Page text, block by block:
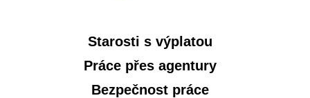
Starosti s výplatou
Práce přes agentury
Bezpečnost práce